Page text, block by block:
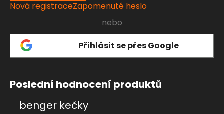
Nová registraceZapomenuté heslo
nebo
Přihlásit se přes Google
Poslední hodnocení produktů
benger kečky